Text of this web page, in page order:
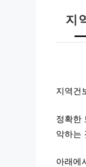
지
지역건
정확한
악하는
아래에